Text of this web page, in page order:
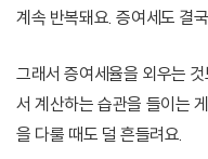
계속 반복돼요. 증여세도 결
그래서 증여세율을 외우는
서 계산하는 습관을 들이는
을 다룰 때도 덜 흔들려요.